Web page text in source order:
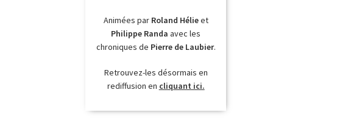
Animées par Roland Hélieet
Philippe Randa avec les
chroniques de Pierre de Laubier.
Retrouvez-les désormais en
rediffusion en cliquant ici.